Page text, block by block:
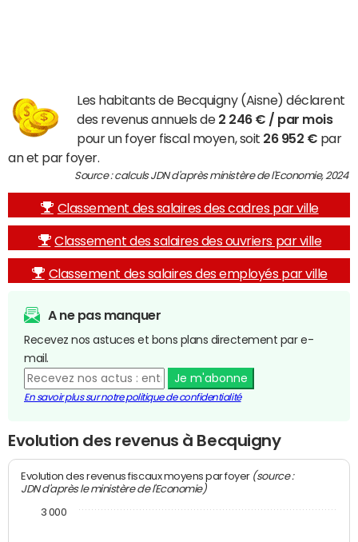
Les habitants de Becquigny (Aisne) déclarent
des revenus annuels de 2 246 € / par mois
pour un foyer fiscal moyen, soit 26 952 € par
an et par foyer.
Source : calculs JDN d'après ministère de l'Economie, 2024
Classement des salaires des cadres par ville
Classement des salaires des ouvriers par ville
Classement des salaires des employés par ville
A ne pas manquer
Recevez nos astuces et bons plans directement par e-
mail.
Je m'abonne
En savoir plus sur notre politique de confidentialité
Evolution des revenus à Becquigny
Evolution des revenus fiscaux moyens par foyer (source :
JDN d'après le ministère de l'Economie)
3 000